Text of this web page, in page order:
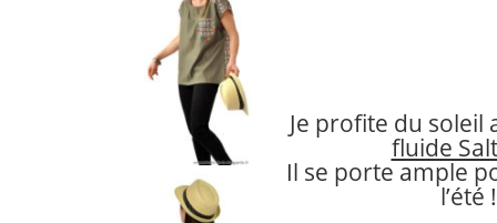
Je profite du soleil
fluide
Il se porte ample
l’été